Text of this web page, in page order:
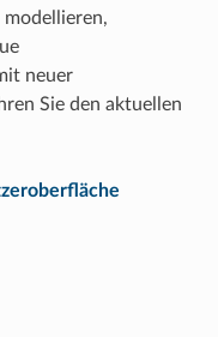
modellieren,
neuer
Sie den aktuellen